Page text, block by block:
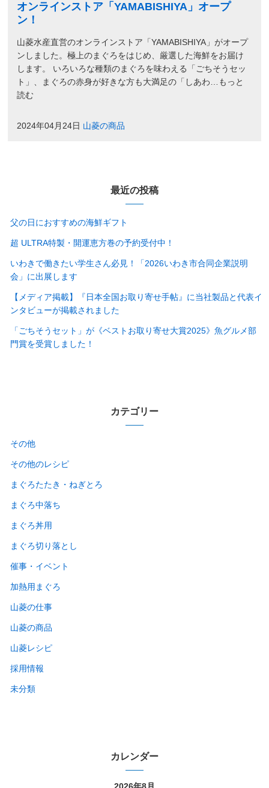
オンラインストア「YAMABISHIYA」オープ
ン！
山菱水産直営のオンラインストア「YAMABISHIYA」がオープ
ンしました。極上のまぐろをはじめ、厳選した海鮮をお届け
します。 いろいろな種類のまぐろを味わえる「ごちそうセッ
ト」、まぐろの赤身が好きな方も大満足の「しあわ…もっと
読む
2024年04月24日 山菱の商品
最近の投稿
父の日におすすめの海鮮ギフト
超 ULTRA特製・開運恵方巻の予約受付中！
いわきで働きたい学生さん必見！「2026いわき市合同企業説明
会」に出展します
【メディア掲載】『日本全国お取り寄せ手帖』に当社製品と代表イ
ンタビューが掲載されました
「ごちそうセット」が《ベストお取り寄せ大賞2025》魚グルメ部
門賞を受賞しました！
カテゴリー
その他
その他のレシピ
まぐろたたき・ねぎとろ
まぐろ中落ち
まぐろ丼用
まぐろ切り落とし
催事・イベント
加熱用まぐろ
山菱の仕事
山菱の商品
山菱レシピ
採用情報
未分類
カレンダー